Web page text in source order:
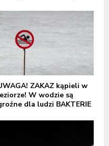
ZAKAZ kąpieli w
W wodzie są
dla ludzi BAKTERIE